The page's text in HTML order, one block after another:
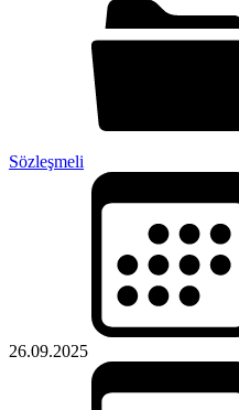
Sözleşmeli
26.09.2025